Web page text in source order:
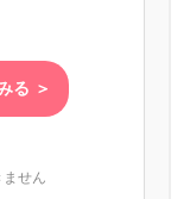
る ＞
せん